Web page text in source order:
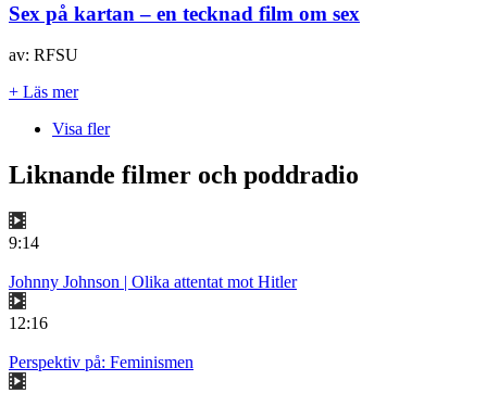
Sex på kartan – en tecknad film om sex
av: RFSU
+ Läs mer
Visa fler
Liknande filmer och poddradio
9:14
Johnny Johnson | Olika attentat mot Hitler
12:16
Perspektiv på: Feminismen